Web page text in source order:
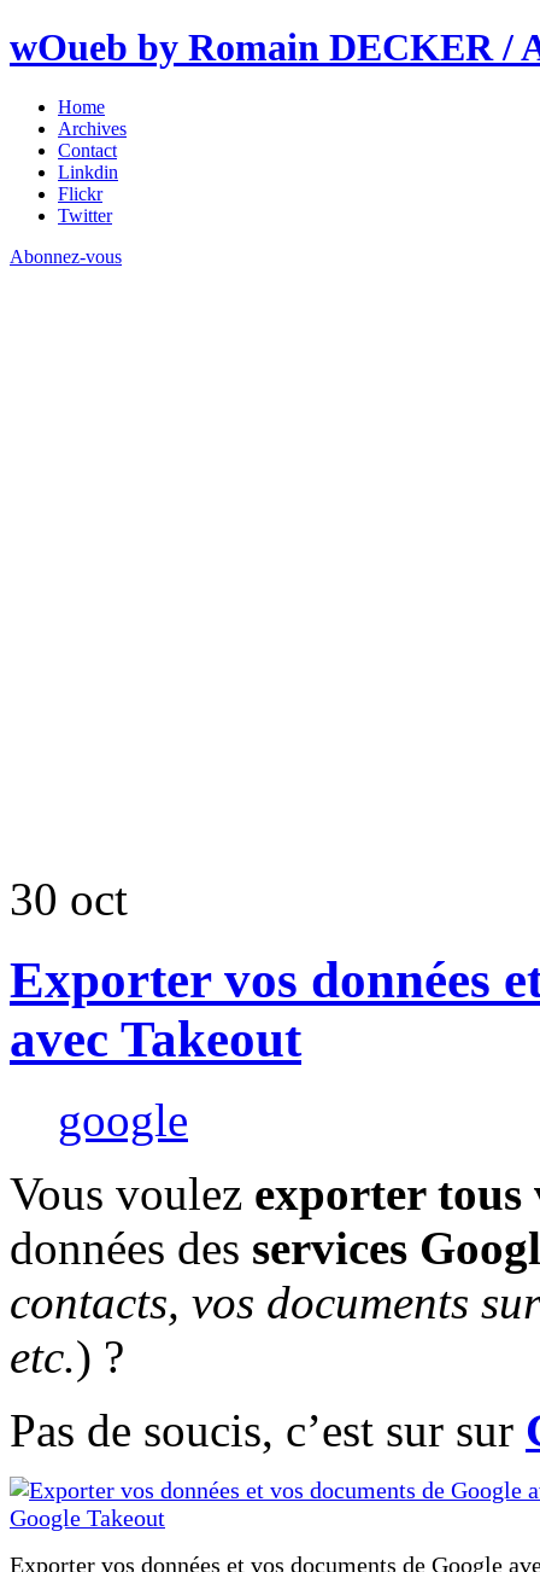
wOueb by Romain DECKER /
Home
Archives
Contact
Linkdin
Flickr
Twitter
Abonnez-vous
30 oct
Exporter vos données
avec Takeout
google
Vous voulez exporter tous
données des services
contacts, vos documents
etc.) ?
Pas de soucis, c’est sur sur
Exporter vos données et vos documents de Google